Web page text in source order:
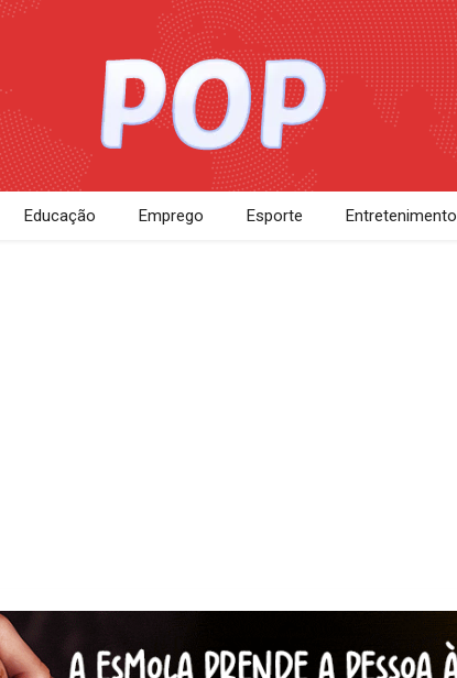
Educação Emprego Esporte Entretenimento